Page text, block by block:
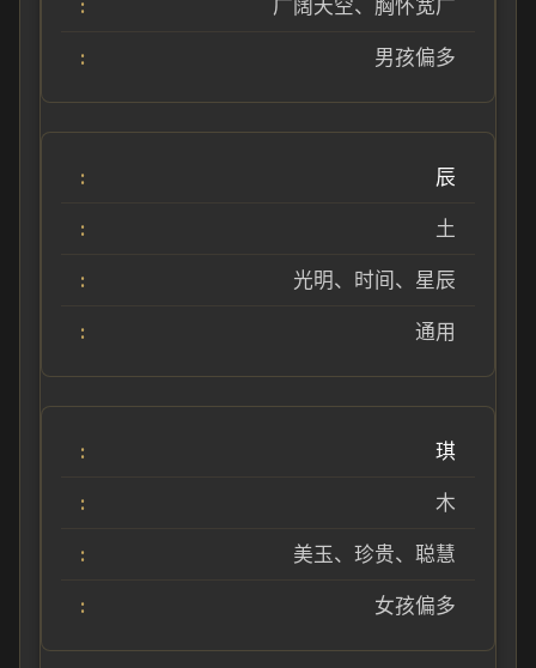
广阔天空、胸怀宽广
男孩偏多
辰
土
光明、时间、星辰
通用
琪
木
美玉、珍贵、聪慧
女孩偏多